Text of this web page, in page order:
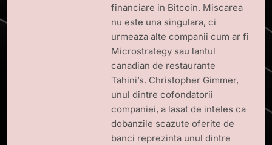
financiare in Bitcoin. Miscarea
nu este una singulara, ci
urmeaza alte companii cum ar fi
Microstrategy sau lantul
canadian de restaurante
Tahini’s. Christopher Gimmer,
unul dintre cofondatorii
companiei, a lasat de inteles ca
dobanzile scazute oferite de
banci reprezinta unul dintre